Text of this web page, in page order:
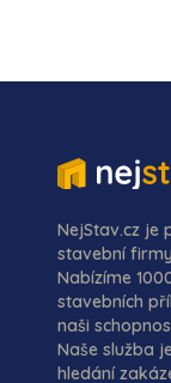
NejStav.cz
stavební
Nabízíme
stavebních
naši
Naše služba
hledání